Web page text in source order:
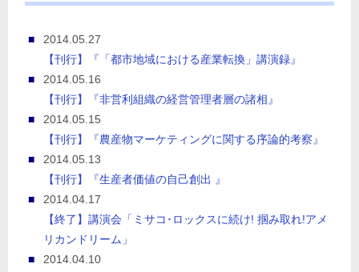
2014.05.27
【刊行】『「都市地域における産業転換」講演録』
2014.05.16
【刊行】『非営利組織の経営管理者層の諸相』
2014.05.15
【刊行】『農産物マーケティングに関する序論的考察』
2014.05.13
【刊行】『生産者価値の自己創出 』
2014.04.17
【終了】講演会「ミサコ･ロックスに続け! 掴み取れ!アメ
リカンドリーム」
2014.04.10